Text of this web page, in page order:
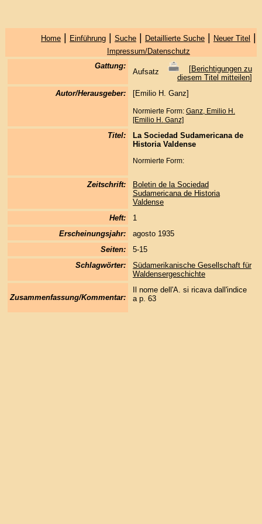
Home| Einführung| Suche| Detaillierte Suche| Neuer Titel |
Impressum/Datenschutz
Gattung:
Aufsatz [Berichtigungen zu
diesem Titel mitteilen]
Autor/Herausgeber:
[Emilio H. Ganz]
Normierte Form: Ganz, Emilio H.
[Emilio H. Ganz]
Titel:
La Sociedad Sudamericana de
Historia Valdense
Normierte Form:
Zeitschrift:
Boletin de la Sociedad
Sudamericana de Historia
Valdense
Heft:
1
Erscheinungsjahr:
agosto 1935
Seiten:
5-15
Schlagwörter:
Südamerikanische Gesellschaft für
Waldensergeschichte
Zusammenfassung/Kommentar:
Il nome dell'A. si ricava dall'indice
a p. 63